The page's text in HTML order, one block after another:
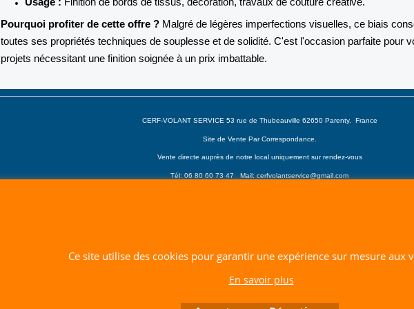
Pourquoi profiter de cette offre ? Malgré de légères imperfections visuelles, ce biais
toutes ses propriétés techniques de souplesse et de solidité. C'est l'occasion parfaite pour
projets nécessitant une finition soignée à un prix imbattable.
CERF-VOLANT SERVICE 53 rue de Thubeauville 62650 Parenty. France
Site de Vente Par Correspondance.
Vente directe auprès de notre local uniquement sur rendez-vous
Tél: 06 80 60 73 47 Mail:cerfvolantservice@gmail.com
Boutique en ligne créés avec le logiciel eCommerce ShopFactory
Ce site utilise des cookies pour garantir une expérience sur mesure aux
En savoir plus